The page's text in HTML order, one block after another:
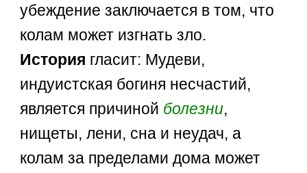
убеждение заключается в том, что
колам может изгнать зло.
История гласит: Мудеви,
индуистская богиня несчастий,
является причиной болезни,
нищеты, лени, сна и неудач, а
колам за пределами дома может